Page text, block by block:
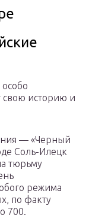
свою историю и
— «Черный
Соль-Илецк
тюрьму
режима
по факту
700.